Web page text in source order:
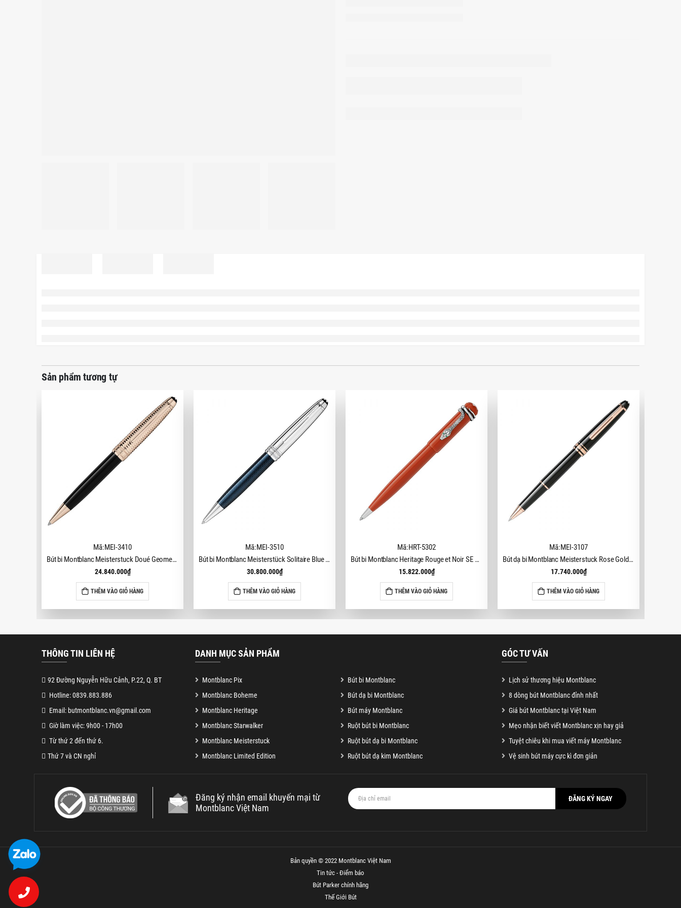
Sản phẩm tương tự
Mã:MEI-3410
Bút bi Montblanc Meisterstuck Doué Geometry Champagne Classique MB118095
24.840.000₫
THÊM VÀO GIỎ HÀNG
Mã:MEI-3510
Bút bi Montblanc Meisterstück Solitaire Blue Hour Classique MB112895 (Mã mới 132102)
30.800.000₫
THÊM VÀO GIỎ HÀNG
Mã:HRT-5302
Bút bi Montblanc Heritage Rouge et Noir SE Coral Ballpoint Pen MB114727
15.822.000₫
THÊM VÀO GIỎ HÀNG
Mã:MEI-3107
Bút dạ bi Montblanc Meisterstuck Rose Gold-Coated Classique MB112678 (Mã mới MB132487)
17.740.000₫
THÊM VÀO GIỎ HÀNG
THÔNG TIN LIÊN HỆ
92 Đường Nguyễn Hữu Cảnh, P.22, Q. BT
Hotline: 0839.883.886
Email: butmontblanc.vn@gmail.com
Giờ làm việc: 9h00 - 17h00
Từ thứ 2 đến thứ 6.
Thứ 7 và CN nghỉ
DANH MỤC SẢN PHẨM
Montblanc Pix
Bút bi Montblanc
Montblanc Boheme
Bút dạ bi Montblanc
Montblanc Heritage
Bút máy Montblanc
Montblanc Starwalker
Ruột bút bi Montblanc
Montblanc Meisterstuck
Ruột bút dạ bi Montblanc
Montblanc Limited Edition
Ruột bút dạ kim Montblanc
GÓC TƯ VẤN
Lịch sử thương hiệu Montblanc
8 dòng bút Montblanc đỉnh nhất
Giá bút Montblanc tại Việt Nam
Mẹo nhận biết viết Montblanc xịn hay giả
Tuyệt chiêu khi mua viết máy Montblanc
Vệ sinh bút máy cực kì đơn giản
Đăng ký nhận email khuyến mại từ
Montblanc Việt Nam
Bản quyền © 2022 Montblanc Việt Nam
Tin tức - Điểm báo
Bút Parker chính hãng
Thế Giới Bút